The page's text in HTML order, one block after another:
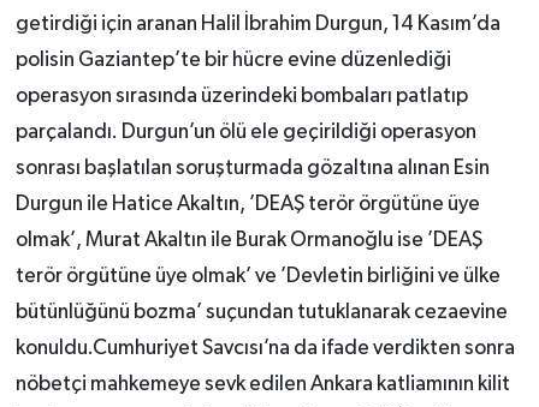
getirdiği için aranan Halil İbrahim Durgun, 14 Kasım’da
polisin Gaziantep’te bir hücre evine düzenlediği
operasyon sırasında üzerindeki bombaları patlatıp
parçalandı. Durgun’un ölü ele geçirildiği operasyon
sonrası başlatılan soruşturmada gözaltına alınan Esin
Durgun ile Hatice Akaltın, ’DEAŞ terör örgütüne üye
olmak’, Murat Akaltın ile Burak Ormanoğlu ise ’DEAŞ
terör örgütüne üye olmak’ ve ’Devletin birliğini ve ülke
bütünlüğünü bozma’ suçundan tutuklanarak cezaevine
konuldu.Cumhuriyet Savcısı’na da ifade verdikten sonra
nöbetçi mahkemeye sevk edilen Ankara katliamının kilit